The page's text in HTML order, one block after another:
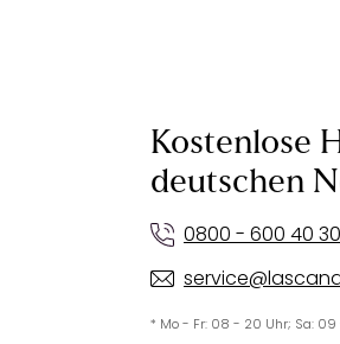
Kostenlose
deutschen
0800 - 600 40 30
* Mo - Fr: 08 - 20 Uhr; Sa: 09